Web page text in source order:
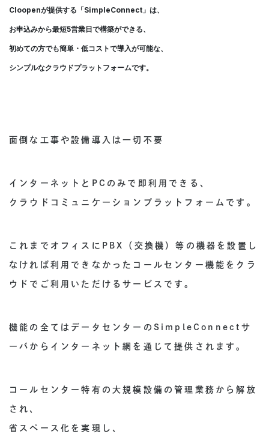
Cloopenが提供する「SimpleConnect」は、
お申込みから最短5営業日で構築ができる、
初めての方でも簡単・低コストで導入が可能な、
シンプルなクラウドプラットフォームです。
面倒な工事や設備導入は一切不要
インターネットとPCのみで即利用できる、
クラウドコミュニケーションプラットフォームです。
これまでオフィスにPBX（交換機）等の機器を設置し
なければ利用できなかったコールセンター機能をクラ
ウドでご利用いただけるサービスです。
機能の全てはデータセンターのSimpleConnectサ
ーバからインターネット網を通じて提供されます。
コールセンター特有の大規模設備の管理業務から解放
され、
省スペース化を実現し、